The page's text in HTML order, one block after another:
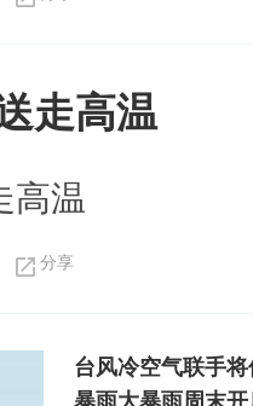
走高温
高温
分享
台风冷空气联手
暴雨大暴雨周末开